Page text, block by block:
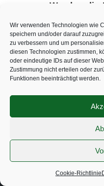
Wir verwenden Technologien wie
speichern und/oder darauf
zu verbessern und um
diesen Technologien zustimmen,
oder eindeutige IDs auf dieser
Zustimmung nicht erteilen oder
Funktionen beeinträchtigt werden.
Cookie-Richtlinie
Werden die
Für Firmen wird es
Darlehen zu kommen
vor einem Kreditengpass.
niedriger Zinsen
Montag bis
© Copyright 2021, alle
Spar24 Media